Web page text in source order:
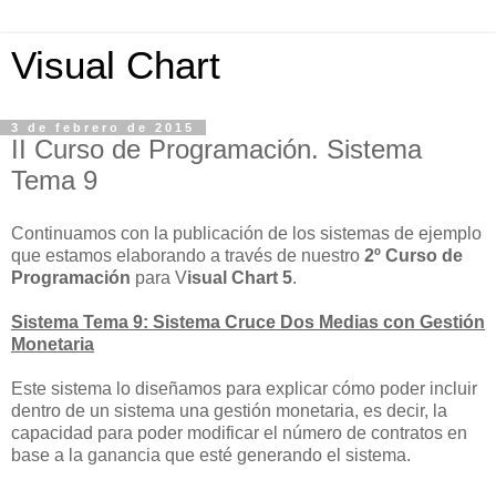
Visual Chart
3 de febrero de 2015
II Curso de Programación. Sistema
Tema 9
Continuamos con la publicación de los sistemas de ejemplo
que estamos elaborando a través de nuestro 2º Curso de
Programación para Visual Chart 5.
Sistema Tema 9: Sistema Cruce Dos Medias con Gestión
Monetaria
Este sistema lo diseñamos para explicar cómo poder incluir
dentro de un sistema una gestión monetaria, es decir, la
capacidad para poder modificar el número de contratos en
base a la ganancia que esté generando el sistema.